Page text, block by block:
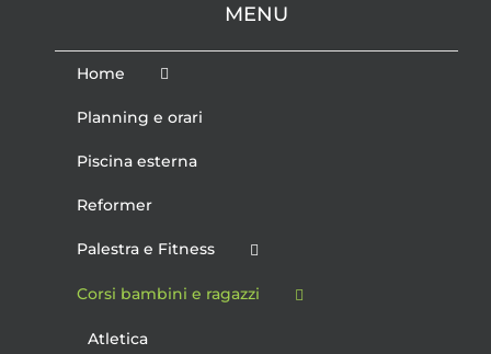
MENU
Home
Planning e orari
Piscina esterna
Reformer
Palestra e Fitness
Corsi bambini e ragazzi
Atletica